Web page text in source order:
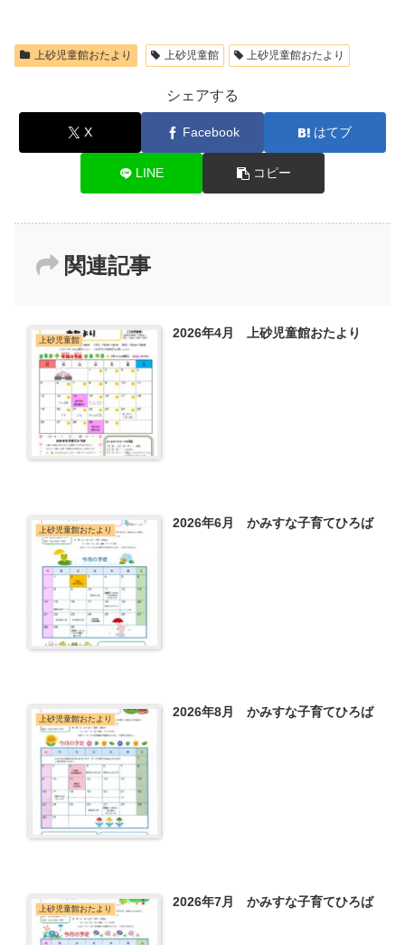
上砂児童館おたより 上砂児童館 上砂児童館おたより
シェアする
X Facebook はてブ
LINE コピー
関連記事
上砂児童館 2026年4月 上砂児童館おたより
上砂児童館おたより 2026年6月 かみすな子育てひろば
上砂児童館おたより 2026年8月 かみすな子育てひろば
上砂児童館おたより 2026年7月 かみすな子育てひろば